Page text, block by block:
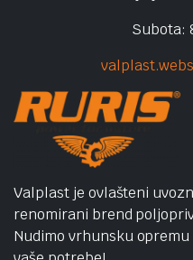
Subota:
Valplast je ovlašteni
renomirani brend
Nudimo vrhunsku